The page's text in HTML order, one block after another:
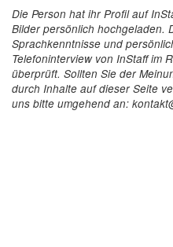
Die Person hat ihr Profil auf
Bilder persönlich hochgeladen.
Sprachkenntnisse und
Telefoninterview von InStaff im
überprüft. Sollten Sie der
durch Inhalte auf dieser Seite
uns bitte umgehend an: